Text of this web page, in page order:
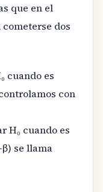
que en el
dos
cuando es
con
H₀ cuando es
se llama